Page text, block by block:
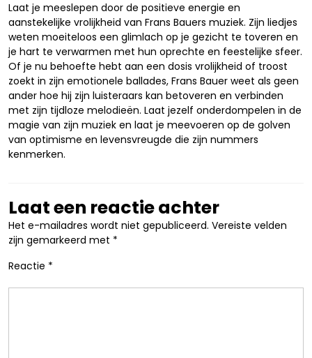
Laat je meeslepen door de positieve energie en
aanstekelijke vrolijkheid van Frans Bauers muziek. Zijn liedjes
weten moeiteloos een glimlach op je gezicht te toveren en
je hart te verwarmen met hun oprechte en feestelijke sfeer.
Of je nu behoefte hebt aan een dosis vrolijkheid of troost
zoekt in zijn emotionele ballades, Frans Bauer weet als geen
ander hoe hij zijn luisteraars kan betoveren en verbinden
met zijn tijdloze melodieën. Laat jezelf onderdompelen in de
magie van zijn muziek en laat je meevoeren op de golven
van optimisme en levensvreugde die zijn nummers
kenmerken.
Laat een reactie achter
Het e-mailadres wordt niet gepubliceerd. Vereiste velden
zijn gemarkeerd met *
Reactie *